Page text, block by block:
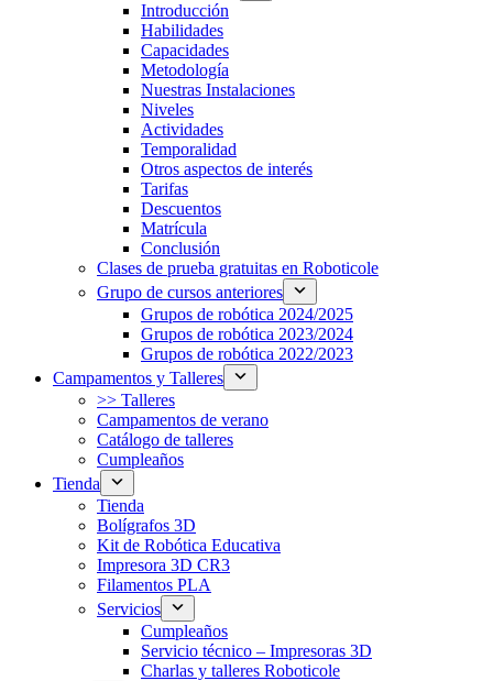
Introducción
Habilidades
Capacidades
Metodología
Nuestras Instalaciones
Niveles
Actividades
Temporalidad
Otros aspectos de interés
Tarifas
Descuentos
Matrícula
Conclusión
Clases de prueba gratuitas en Roboticole
Grupo de cursos anteriores
Grupos de robótica 2024/2025
Grupos de robótica 2023/2024
Grupos de robótica 2022/2023
Campamentos y Talleres
>> Talleres
Campamentos de verano
Catálogo de talleres
Cumpleaños
Tienda
Tienda
Bolígrafos 3D
Kit de Robótica Educativa
Impresora 3D CR3
Filamentos PLA
Servicios
Cumpleaños
Servicio técnico – Impresoras 3D
Charlas y talleres Roboticole